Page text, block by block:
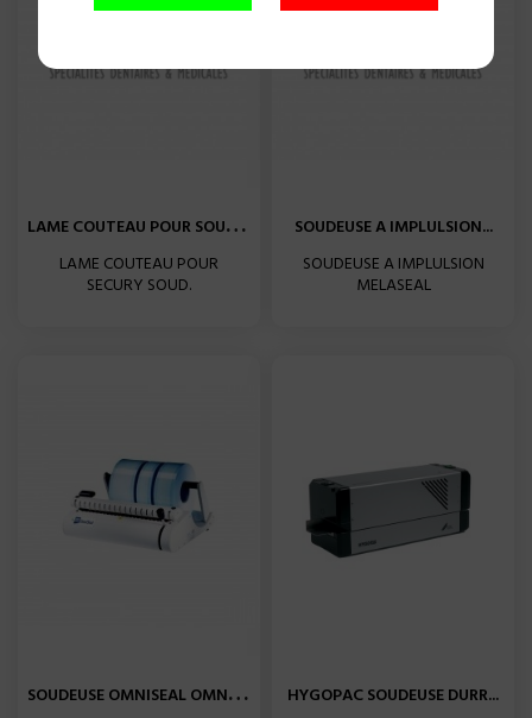
L
AME COUTEAU POUR SOUDEUSE...
LAME COUTEAU POUR
SECURY SOUD.
SOUDEUSE A IMPLULSION...
SOUDEUSE A IMPLULSION
MELASEAL
S
OUDEUSE OMNISEAL OMNIDENT...
HYGOPAC SOUDEUSE DURR...